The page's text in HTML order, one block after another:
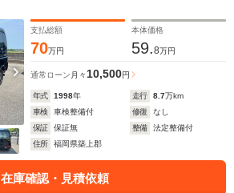
支払総額
70万円
本体価格
59.8万円
通常ローン 月々10,500円
年式 1998年 走行 8.7万km
車検
車検整備付 修復
なし
保証
保証無 整備
法定整備付
住所
福岡県築上郡
在庫確認・見積依頼